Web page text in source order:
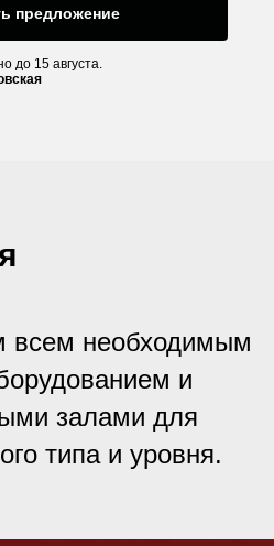
предложение
до 15 августа.
всем необходимым
и
залами для
типа и уровня.